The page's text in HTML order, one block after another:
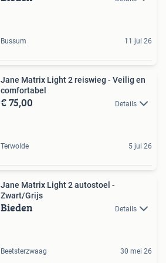
Bussum 11 jul 26
Jane Matrix Light 2 reiswieg - Veilig en
comfortabel
€ 75,00 Details
Terwolde 5 jul 26
Jane Matrix Light 2 autostoel -
Zwart/Grijs
Bieden Details
Beetsterzwaag 30 mei 26